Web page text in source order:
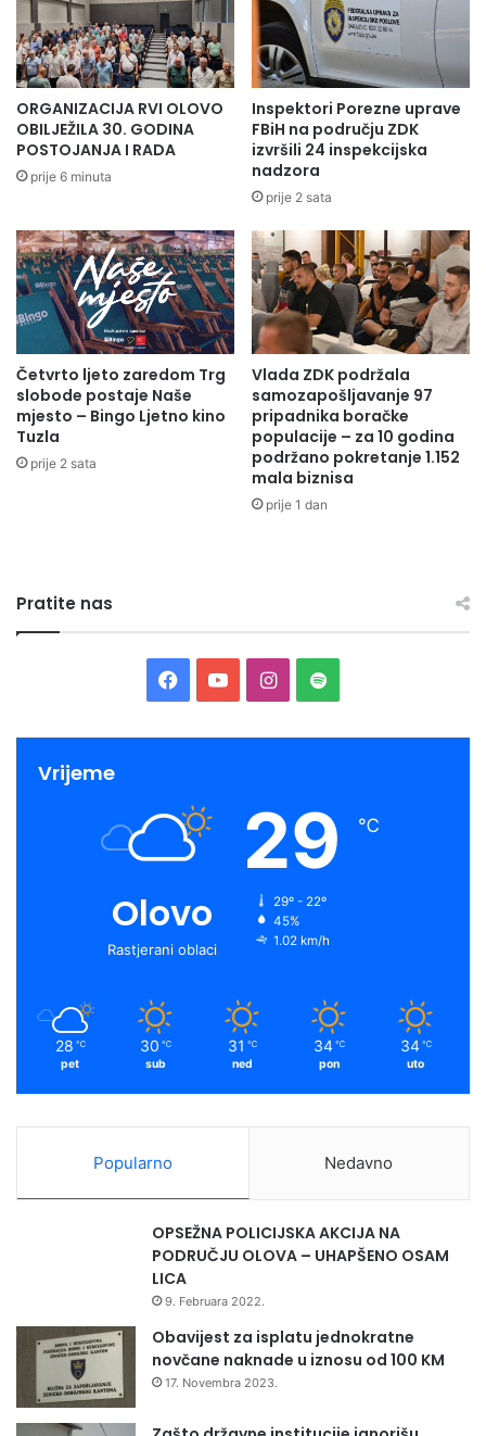
ORGANIZACIJA RVI OLOVO
OBILJEŽILA 30. GODINA
POSTOJANJA I RADA
prije 6 minuta
Inspektori Porezne uprave
FBiH na području ZDK
izvršili 24 inspekcijska
nadzora
prije 2 sata
Četvrto ljeto zaredom Trg
slobode postaje Naše
mjesto – Bingo Ljetno kino
Tuzla
prije 2 sata
Vlada ZDK podržala
samozapošljavanje 97
pripadnika boračke
populacije – za 10 godina
podržano pokretanje 1.152
mala biznisa
prije 1 dan
Pratite nas
Facebook
YouTubeInstagram
Spotify
Vrijeme
Olovo
Rastjerani oblaci
29 ℃
29º - 22º
45%
1.02 km/h
28 ℃
pet
30 ℃
sub
31 ℃
ned
34 ℃
pon
34 ℃
uto
Popularno Nedavno
OPSEŽNA POLICIJSKA AKCIJA NA
PODRUČJU OLOVA – UHAPŠENO OSAM
LICA
9. Februara 2022.
Obavijest za isplatu jednokratne
novčane naknade u iznosu od 100 KM
17. Novembra 2023.